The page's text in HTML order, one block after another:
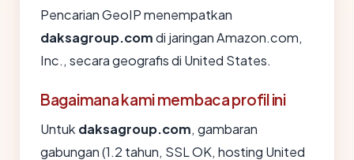
Pencarian GeoIP menempatkan
daksagroup.comdi jaringan Amazon.com,
Inc., secara geografis di United States.
Bagaimana kami membaca profil ini
Untuk daksagroup.com, gambaran
gabungan (1.2 tahun, SSL OK, hosting United